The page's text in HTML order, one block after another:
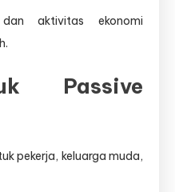
aktivitas ekonomi
Passive
pekerja, keluarga muda,